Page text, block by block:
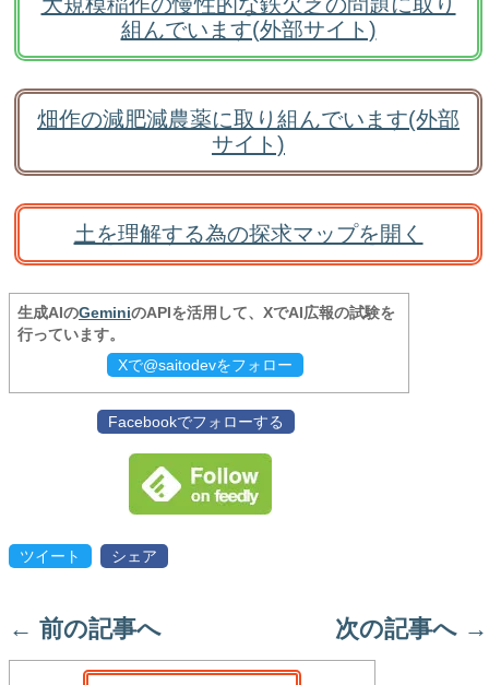
組んでいます(外部サイト)
畑作の減肥減農薬に取り組んでいます(外部
サイト)
土を理解する為の探求マップを開く
生成AIのGeminiのAPIを活用して、XでAI広報の試験を
行っています。
Xで@saitodevをフォロー
Facebookでフォローする
ツイート シェア
← 前の記事へ 次の記事へ →